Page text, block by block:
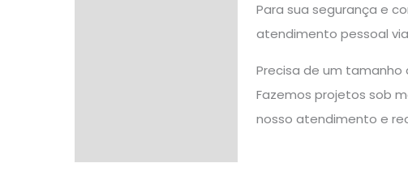
Para sua segurança e
atendimento pessoal
Precisa de um
Fazemos projetos sob
nosso atendimento e